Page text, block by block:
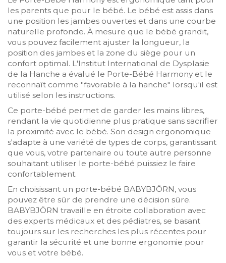
les parents que pour le bébé. Le bébé est assis dans
une position les jambes ouvertes et dans une courbe
naturelle profonde. À mesure que le bébé grandit,
vous pouvez facilement ajuster la longueur, la
position des jambes et la zone du siège pour un
confort optimal. L'Institut International de Dysplasie
de la Hanche a évalué le Porte-Bébé Harmony et le
reconnaît comme "favorable à la hanche" lorsqu'il est
utilisé selon les instructions.
Ce porte-bébé permet de garder les mains libres,
rendant la vie quotidienne plus pratique sans sacrifier
la proximité avec le bébé. Son design ergonomique
s'adapte à une variété de types de corps, garantissant
que vous, votre partenaire ou toute autre personne
souhaitant utiliser le porte-bébé puissiez le faire
confortablement.
En choisissant un porte-bébé BABYBJÖRN, vous
pouvez être sûr de prendre une décision sûre.
BABYBJÖRN travaille en étroite collaboration avec
des experts médicaux et des pédiatres, se basant
toujours sur les recherches les plus récentes pour
garantir la sécurité et une bonne ergonomie pour
vous et votre bébé.